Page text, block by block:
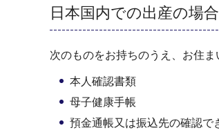
日本国内での出産の場合
次のものをお持ちのうえ、お住
本人確認書類
母子健康手帳
預金通帳又は振込先の確認で